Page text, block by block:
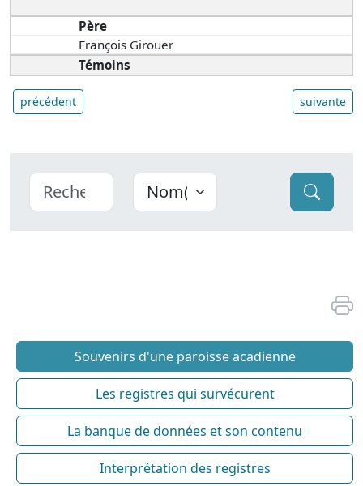
Père
François Girouer
Témoins
précédent suivante
Souvenirs d'une paroisse acadienne
Les registres qui survécurent
La banque de données et son contenu
Interprétation des registres